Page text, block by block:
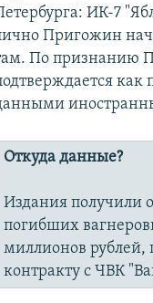
ИК-7
Пригожин
По признанию
Откуда данные?
Издания получили
погибших
миллионов рублей,
контракту с ЧВК